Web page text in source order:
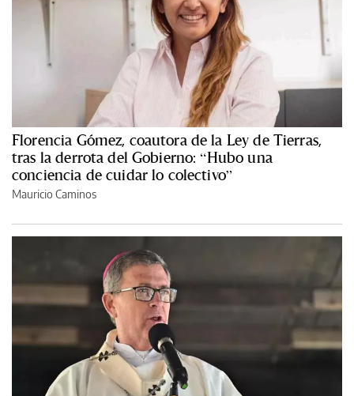
Florencia Gómez, coautora de la Ley de Tierras,
tras la derrota del Gobierno: “Hubo una
conciencia de cuidar lo colectivo”
Mauricio Caminos